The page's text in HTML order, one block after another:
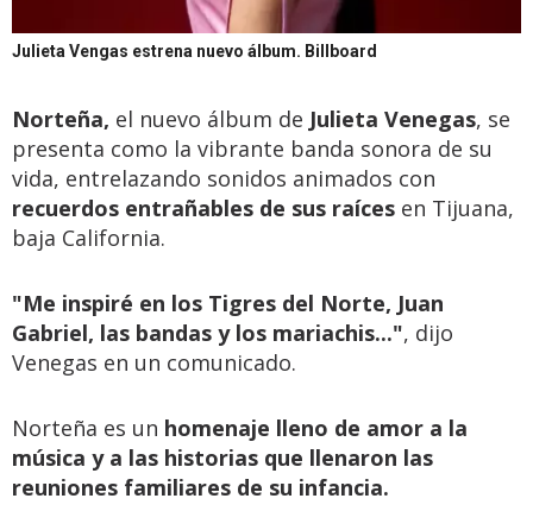
Julieta Vengas estrena nuevo álbum. Billboard
Norteña, el nuevo álbum de Julieta Venegas, se
presenta como la vibrante banda sonora de su
vida, entrelazando sonidos animados con
recuerdos entrañables de sus raíces en Tijuana,
baja California.
"Me inspiré en los Tigres del Norte, Juan
Gabriel, las bandas y los mariachis...", dijo
Venegas en un comunicado.
Norteña es un homenaje lleno de amor a la
música y a las historias que llenaron las
reuniones familiares de su infancia.